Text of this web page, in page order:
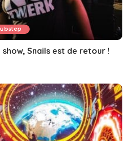
Snails est de retour !